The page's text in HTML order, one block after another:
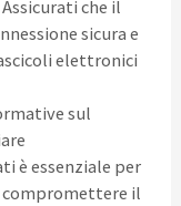
Assicurati che il
sicura e
elettronici
sul
è essenziale per
compromettere il